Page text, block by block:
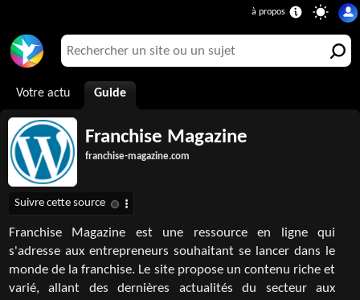
Votre actu Guide
Franchise Magazine
franchise-magazine.com
Franchise Magazine est une ressource en ligne qui
s'adresse aux entrepreneurs souhaitant se lancer dans le
monde de la franchise. Le site propose un contenu riche et
varié, allant des dernières actualités du secteur aux